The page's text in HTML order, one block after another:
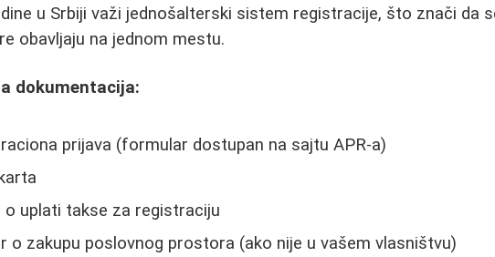
u Srbiji važi jednošalterski sistem registracije, što znači da
obavljaju na jednom mestu.
dokumentacija:
prijava (formular dostupan na sajtu APR-a)
o uplati takse za registraciju
o zakupu poslovnog prostora (ako nije u vašem vlasništvu)